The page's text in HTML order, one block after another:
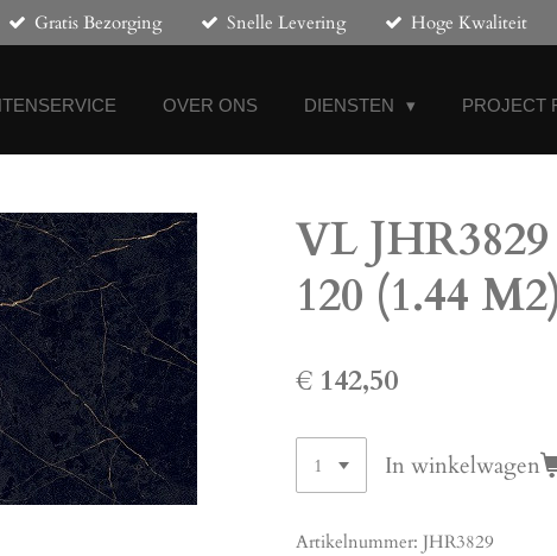
Gratis Bezorging Snelle Levering Hoge Kwaliteit
OVER ONS DIENSTEN PROJECT
VL
120 (1.44 M2)
€ 142,50
In winkelwagen
Artikelnummer: JHR3829